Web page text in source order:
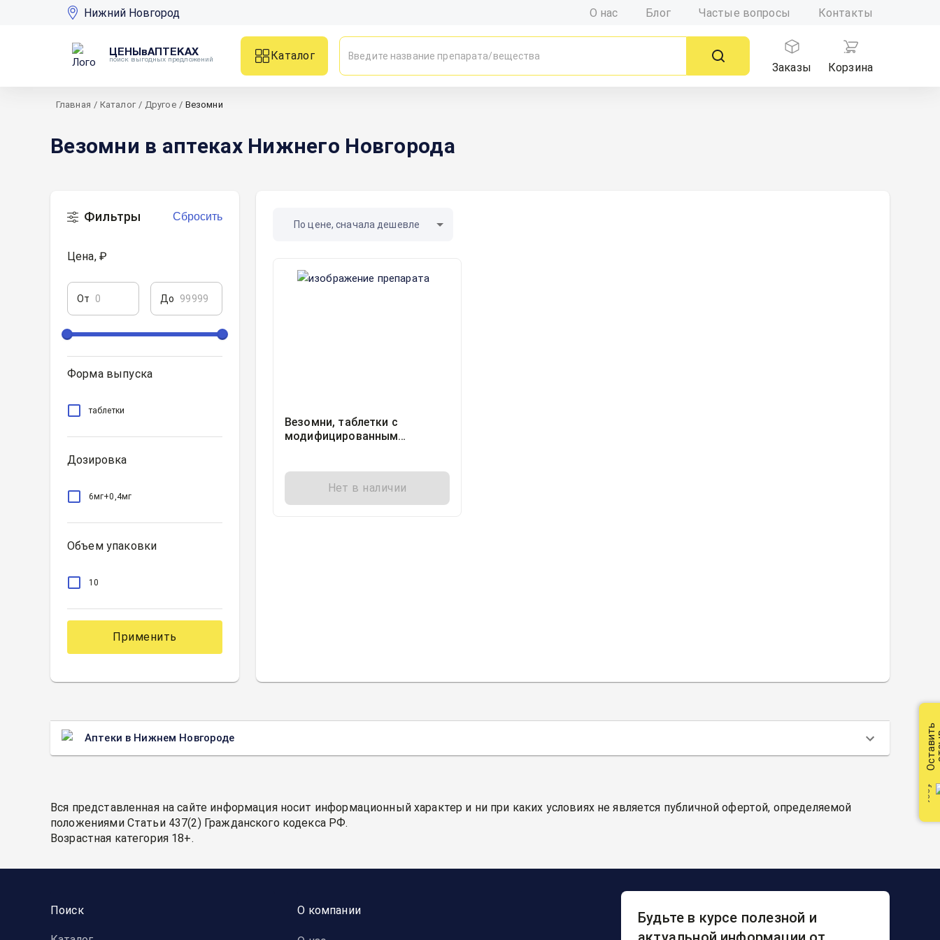
Нижний Новгород О нас Блог Частые вопросы Контакты
ЦЕНЫвАПТЕКАХ
поиск выгодных предложений
Каталог
Заказы
Корзина
Главная / Каталог / Другое / Везомни
Везомни в аптеках Нижнего Новгорода
Фильтры Сбросить
Цена, ₽
От До
Форма выпуска
таблетки
Дозировка
6мг+0,4мг
Объем упаковки
10
Применить
По цене, сначала дешевле
Везомни, таблетки с
модифицированным
6мг+0,4мг блистер, 10
Нет в наличии
Аптеки в Нижнем Новгороде
Вся представленная на сайте информация носит информационный характер и ни при каких условиях не является публичной офертой, определяемой
положениями Статьи 437(2) Гражданского кодекса РФ.
Возрастная категория 18+.
Поиск О компании
Будьте в курсе полезной и
Оставить